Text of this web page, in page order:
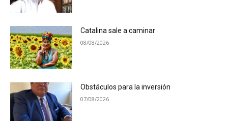
Catalina sale a caminar
08/08/2026
Obstáculos para la inversión
07/08/2026